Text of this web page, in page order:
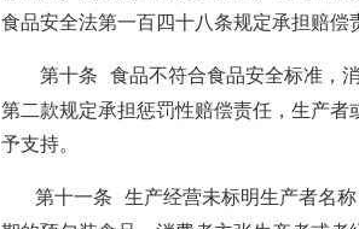
食品安全法第一百四十八条规定承担赔偿
第十条
食品不符合食品安全标准，
第二款规定承担惩罚性赔偿责任，生产
予支持。
第十一条
生产经营未标明生产者名